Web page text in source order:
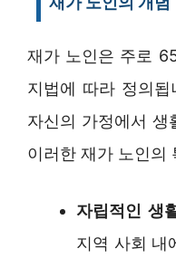
재가 노인은 주로
지법에 따라 정의
자신의 가정에서 생
이러한 재가 노인의
자립적인 생
지역 사회 내